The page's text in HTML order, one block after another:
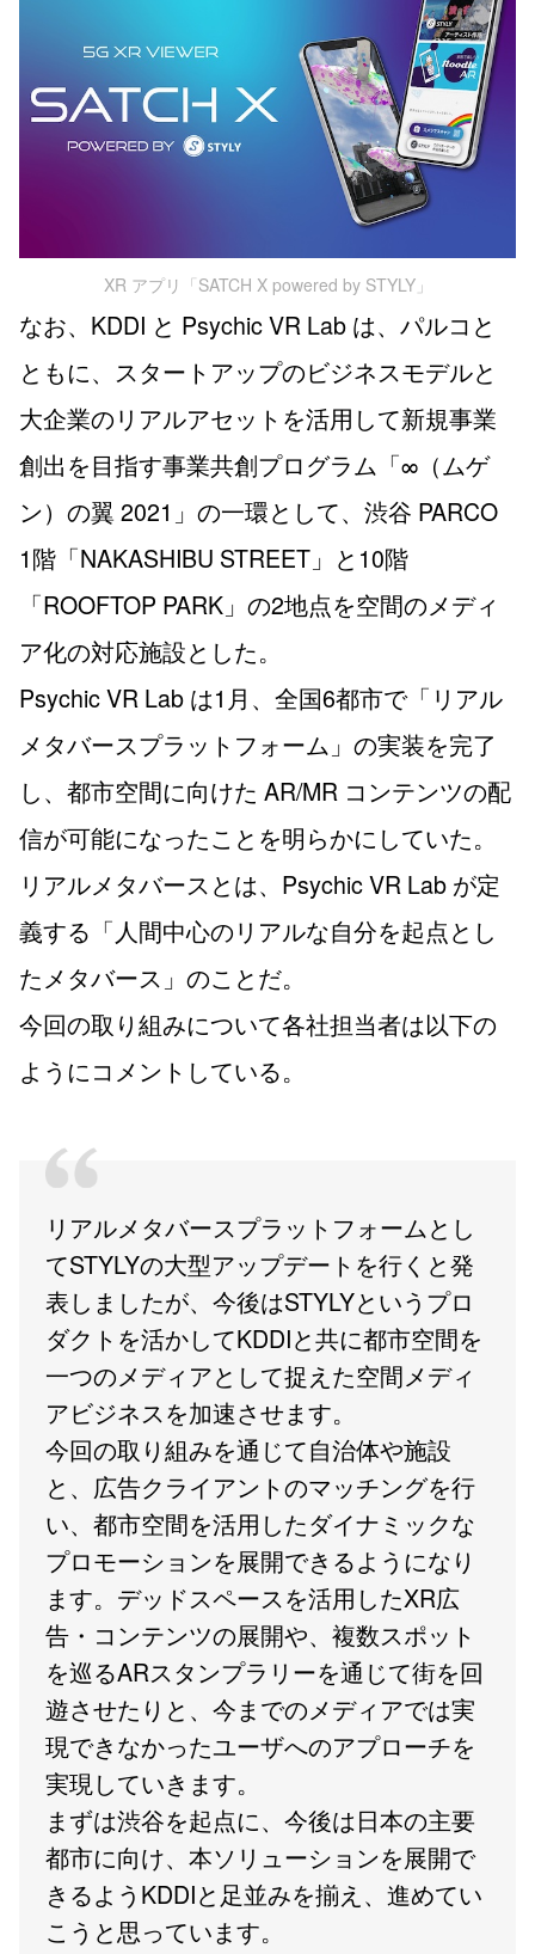
XR アプリ「SATCH X powered by STYLY」
なお、KDDI と Psychic VR Lab は、パルコと
ともに、スタートアップのビジネスモデルと
大企業のリアルアセットを活用して新規事業
創出を目指す事業共創プログラム「∞（ムゲ
ン）の翼 2021」の一環として、渋谷 PARCO
1階「NAKASHIBU STREET」と10階
「ROOFTOP PARK」の2地点を空間のメディ
ア化の対応施設とした。
Psychic VR Lab は1月、全国6都市で「リアル
メタバースプラットフォーム」の実装を完了
し、都市空間に向けた AR/MR コンテンツの配
信が可能になったことを明らかにしていた。
リアルメタバースとは、Psychic VR Lab が定
義する「人間中心のリアルな自分を起点とし
たメタバース」のことだ。
今回の取り組みについて各社担当者は以下の
ようにコメントしている。
リアルメタバースプラットフォームとし
てSTYLYの大型アップデートを行くと発
表しましたが、今後はSTYLYというプロ
ダクトを活かしてKDDIと共に都市空間を
一つのメディアとして捉えた空間メディ
アビジネスを加速させます。
今回の取り組みを通じて自治体や施設
と、広告クライアントのマッチングを行
い、都市空間を活用したダイナミックな
プロモーションを展開できるようになり
ます。デッドスペースを活用したXR広
告・コンテンツの展開や、複数スポット
を巡るARスタンプラリーを通じて街を回
遊させたりと、今までのメディアでは実
現できなかったユーザへのアプローチを
実現していきます。
まずは渋谷を起点に、今後は日本の主要
都市に向け、本ソリューションを展開で
きるようKDDIと足並みを揃え、進めてい
こうと思っています。